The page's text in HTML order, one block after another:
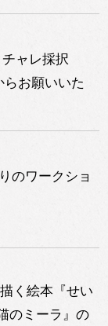
ャレ採択
お願いいた
のワークショ
く絵本『せい
のミーラ』の